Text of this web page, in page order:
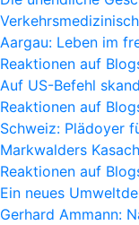
Aargau: Leben im
Reaktionen auf
Auf US-Befehl
Reaktionen auf
Schweiz: Plädoyer
Markwalders
Reaktionen auf
Ein neues
Gerhard Ammann: